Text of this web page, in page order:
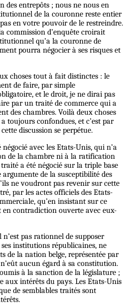
des entrepôts ; nous ne nous en
de la couronne reste entier
en votre pouvoir de le restreindre.
commission d’enquête croirait
qu’a la couronne de
pourra négocier à ses risques et
choses tout à fait distinctes : le
de faire, par simple
et le droit, je ne dirai pas
par un traité de commerce qui a
des chambres. Voilà deux choses
toujours confondues, et c’est par
discussion se perpétue.
avec les Etats-Unis, qui n’a
de la chambre ni à la ratification
a été négocié sur la triple base
de la susceptibilité des
ne voudront pas revenir sur cette
par les actes officiels des Etats-
qu’en insistant sur ce
contradiction ouverte avec eux-
pas rationnel de supposer
institutions républicaines, ne
de la nation belge, représentée par
aucun égard à sa constitution.
à la sanction de la législature ;
intérêts du pays. Les Etats-Unis
de semblables traités sont